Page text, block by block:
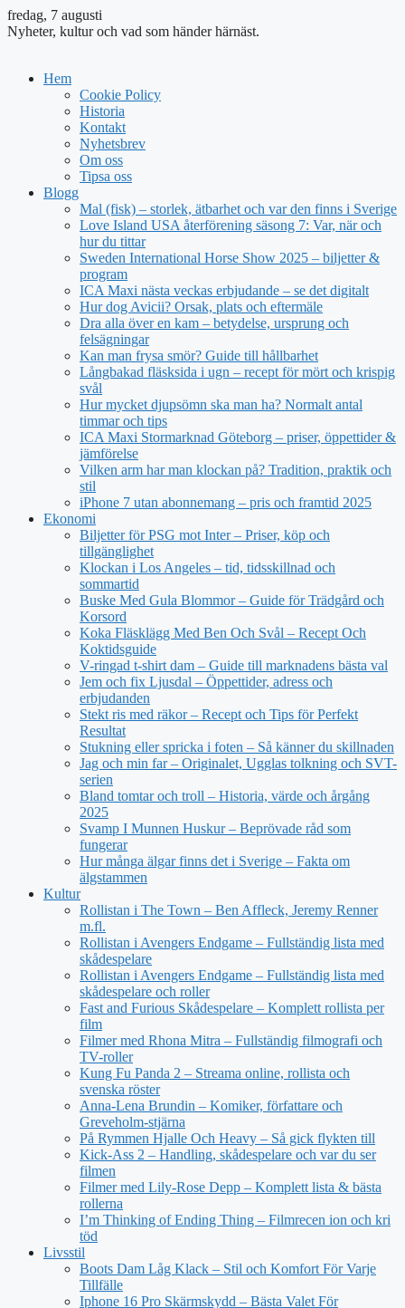
fredag, 7 augusti
Nyheter, kultur och vad som händer härnäst.
Hem
Cookie Policy
Historia
Kontakt
Nyhetsbrev
Om oss
Tipsa oss
Blogg
Mal (fisk) – storlek, ätbarhet och var den finns i Sverige
Love Island USA återförening säsong 7: Var, när och
hur du tittar
Sweden International Horse Show 2025 – biljetter &
program
ICA Maxi nästa veckas erbjudande – se det digitalt
Hur dog Avicii? Orsak, plats och eftermäle
Dra alla över en kam – betydelse, ursprung och
felsägningar
Kan man frysa smör? Guide till hållbarhet
Långbakad fläsksida i ugn – recept för mört och krispig
svål
Hur mycket djupsömn ska man ha? Normalt antal
timmar och tips
ICA Maxi Stormarknad Göteborg – priser, öppettider &
jämförelse
Vilken arm har man klockan på? Tradition, praktik och
stil
iPhone 7 utan abonnemang – pris och framtid 2025
Ekonomi
Biljetter för PSG mot Inter – Priser, köp och
tillgänglighet
Klockan i Los Angeles – tid, tidsskillnad och
sommartid
Buske Med Gula Blommor – Guide för Trädgård och
Korsord
Koka Fläsklägg Med Ben Och Svål – Recept Och
Koktidsguide
V-ringad t-shirt dam – Guide till marknadens bästa val
Jem och fix Ljusdal – Öppettider, adress och
erbjudanden
Stekt ris med räkor – Recept och Tips för Perfekt
Resultat
Stukning eller spricka i foten – Så känner du skillnaden
Jag och min far – Originalet, Ugglas tolkning och SVT-
serien
Bland tomtar och troll – Historia, värde och årgång
2025
Svamp I Munnen Huskur – Beprövade råd som
fungerar
Hur många älgar finns det i Sverige – Fakta om
älgstammen
Kultur
Rollistan i The Town – Ben Affleck, Jeremy Renner
m.fl.
Rollistan i Avengers Endgame – Fullständig lista med
skådespelare
Rollistan i Avengers Endgame – Fullständig lista med
skådespelare och roller
Fast and Furious Skådespelare – Komplett rollista per
film
Filmer med Rhona Mitra – Fullständig filmografi och
TV-roller
Kung Fu Panda 2 – Streama online, rollista och
svenska röster
Anna-Lena Brundin – Komiker, författare och
Greveholm-stjärna
På Rymmen Hjalle Och Heavy – Så gick flykten till
Kick-Ass 2 – Handling, skådespelare och var du ser
filmen
Filmer med Lily-Rose Depp – Komplett lista & bästa
rollerna
I’m Thinking of Ending Thing – Filmrecen ion och kri
töd
Livsstil
Boots Dam Låg Klack – Stil och Komfort För Varje
Tillfälle
Iphone 16 Pro Skärmskydd – Bästa Valet För